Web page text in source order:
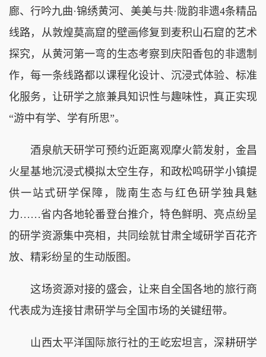
廊、行吟九曲·锦绣黄河、美美与共·陇韵非遗4条精品
线路，从敦煌莫高窟的壁画修复到麦积山石窟的艺术
探究，从黄河第一弯的生态考察到庆阳香包的非遗制
作，每一条线路都以课程化设计、沉浸式体验、标准
化服务，让研学之旅兼具知识性与趣味性，真正实现
“游中有学、学有所思”。
酒泉航天研学可预约近距离观摩火箭发射，金昌
火星基地沉浸式模拟太空生存，和政松鸣研学小镇提
供一站式研学保障，陇南生态与红色研学独具魅
力……省内各地轮番登台推介，特色鲜明、亮点纷呈
的研学资源集中亮相，共同绘就甘肃全域研学百花齐
放、精彩纷呈的生动版图。
这场资源对接的盛会，让来自全国各地的旅行商
代表成为连接甘肃研学与全国市场的关键纽带。
山西太平洋国际旅行社的王屹宏坦言，深耕研学